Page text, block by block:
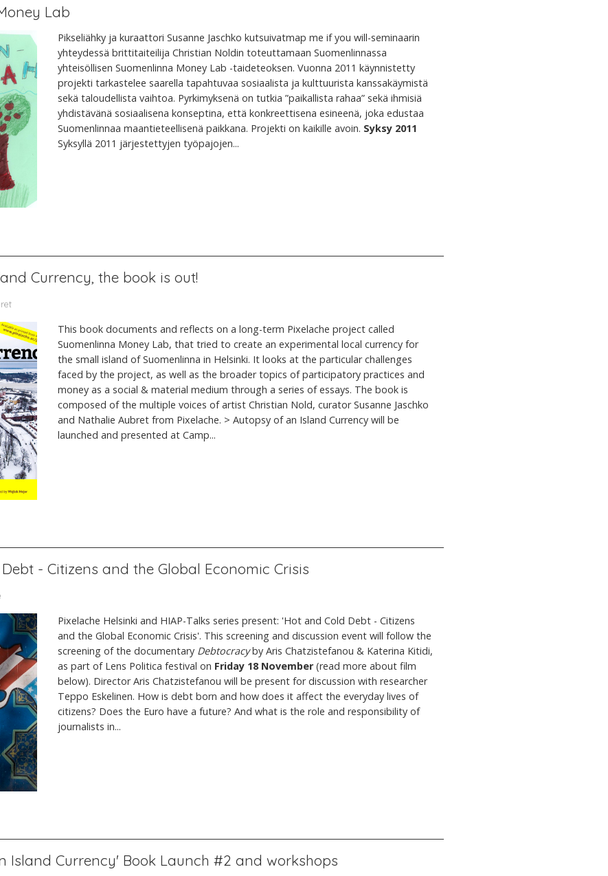
Lab
Pikseliähky ja kuraattori Susanne Jaschko kutsuivatmap me if you will-seminaarin
yhteydessä brittitaiteilija Christian Noldin toteuttamaan Suomenlinnassa
yhteisöllisen Suomenlinna Money Lab -taideteoksen. Vuonna 2011 käynnistetty
projekti tarkastelee saarella tapahtuvaa sosiaalista ja kulttuurista kanssakäymistä
sekä taloudellista vaihtoa. Pyrkimyksenä on tutkia ”paikallista rahaa” sekä ihmisiä
yhdistävänä sosiaalisena konseptina, että konkreettisena esineenä, joka edustaa
Suomenlinnaa maantieteellisenä paikkana. Projekti on kaikille avoin. Syksy 2011
Syksyllä 2011 järjestettyjen työpajojen...
Currency, the book is out!
This book documents and reflects on a long-term Pixelache project called
Suomenlinna Money Lab, that tried to create an experimental local currency for
the small island of Suomenlinna in Helsinki. It looks at the particular challenges
faced by the project, as well as the broader topics of participatory practices and
money as a social & material medium through a series of essays. The book is
composed of the multiple voices of artist Christian Nold, curator Susanne Jaschko
and Nathalie Aubret from Pixelache. > Autopsy of an Island Currency will be
launched and presented at Camp...
- Citizens and the Global Economic Crisis
Pixelache Helsinki and HIAP-Talks series present: 'Hot and Cold Debt - Citizens
and the Global Economic Crisis'. This screening and discussion event will follow the
screening of the documentary Debtocracyby Aris Chatzistefanou & Katerina Kitidi,
as part of Lens Politica festival on Friday 18 November(read more about film
below). Director Aris Chatzistefanou will be present for discussion with researcher
Teppo Eskelinen. How is debt born and how does it affect the everyday lives of
citizens? Does the Euro have a future? And what is the role and responsibility of
journalists in...
Island Currency' Book Launch #2 and workshops